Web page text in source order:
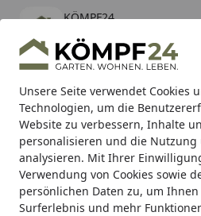
Unsere Seite verwendet Cookies
Technologien, um die
Website zu verbessern, Inhalte
personalisieren und die Nutzung
analysieren. Mit Ihrer
Verwendung von Cookies sowie
persönlichen Daten zu, um
Surferlebnis und mehr
KÖMPF24
kostenlos - Im App Store
Alle Produkte
Mein Konto
Suchen
Karibu Pools inkl. gratis
Starterset